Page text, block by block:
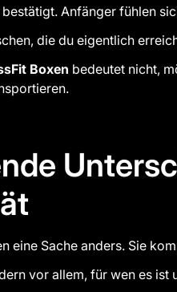
Anfänger fühlen
die du eigentlich
Boxen bedeutet nicht,
eine Sache anders. Sie
vor allem, für wen es